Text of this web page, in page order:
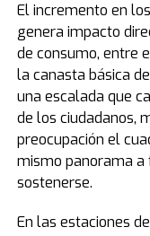
El incremento en
genera impacto
de consumo, entre
la canasta básica
una escalada que
de los ciudadanos,
preocupación el
mismo panorama a
sostenerse.
En las estaciones